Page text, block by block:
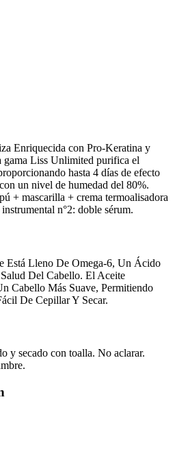
Enriquecida con Pro-Keratina y
Liss Unlimited purifica el
hasta 4 días de efecto
un nivel de humedad del 80%.
+ mascarilla + crema termoalisadora
n°2: doble sérum.
Está Lleno De Omega-6, Un Ácido
Del Cabello. El Aceite
Cabello Más Suave, Permitiendo
De Cepillar Y Secar.
y secado con toalla. No aclarar.